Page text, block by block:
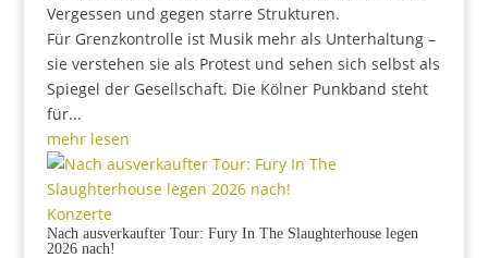
Vergessen und gegen starre Strukturen.
Für Grenzkontrolle ist Musik mehr als Unterhaltung –
sie verstehen sie als Protest und sehen sich selbst als
Spiegel der Gesellschaft. Die Kölner Punkband steht
für...
mehr lesen
Konzerte
Nach ausverkaufter Tour: Fury In The Slaughterhouse legen
2026 nach!